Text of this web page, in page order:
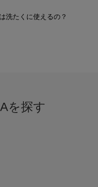
洗たくに使えるの？
を探す